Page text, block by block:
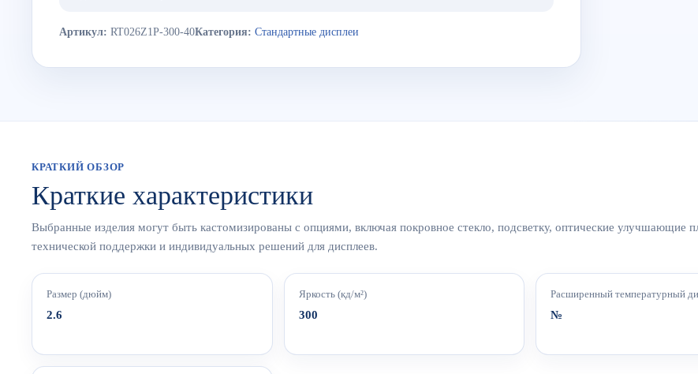
Артикул: RT026Z1P-300-40Категория: Стандартные дисплеи
КРАТКИЙ ОБЗОР
Краткие характеристики
Выбранные изделия могут быть кастомизированы с опциями, включая покровное стекло, подсветку, оптические улучшающие
технической поддержки и индивидуальных решений для дисплеев.
Размер (дюйм)
2.6
Яркость (кд/м²)
300
Расширенный температурный
№